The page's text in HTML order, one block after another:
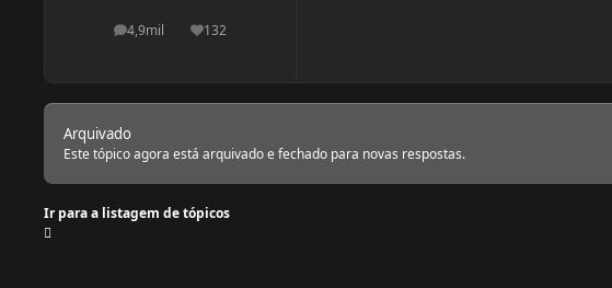
4,9mil
postagens 132
Reputação
Arquivado
Este tópico agora está arquivado e fechado para novas respostas.
Ir para a listagem de tópicos